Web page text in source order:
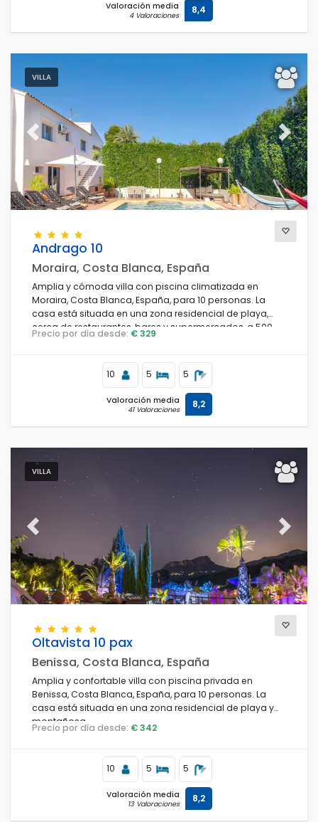
Valoración media
4 Valoraciones 8,4
VILLA
Previous Next
Andrago 10
Moraira, Costa Blanca, España
Amplia y cómoda villa con piscina climatizada en
Moraira, Costa Blanca, España, para 10 personas. La
casa está situada en una zona residencial de playa,
cerca de restaurantes, bares y supermercados, a 500
metros de la playa de Cala Andrago y a 0,5 km del mar
Precio por día desde: € 329
10 5 5
Valoración media
41 Valoraciones 8,2
VILLA
Previous Next
Oltavista 10 pax
Benissa, Costa Blanca, España
Amplia y confortable villa con piscina privada en
Benissa, Costa Blanca, España, para 10 personas. La
casa está situada en una zona residencial de playa y
montañosa.
Precio por día desde: € 342
10 5 5
Valoración media
13 Valoraciones 8,2